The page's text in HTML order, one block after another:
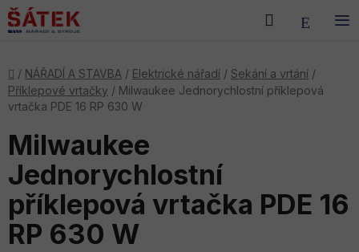
Přejít
na
Hledat
Domů
/ NÁŘADÍ A STAVBA / Elektrické nářadí / Sekání a vrtání /
Příklepové vrtačky / Milwaukee Jednorychlostní příklepová
vrtačka PDE 16 RP 630 W
Milwaukee
Jednorychlostní
příklepová vrtačka PDE 16
RP 630 W